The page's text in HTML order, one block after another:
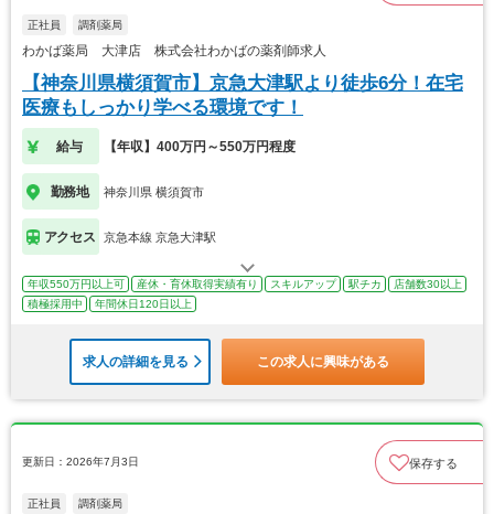
正社員 調剤薬局
わかば薬局 大津店 株式会社わかばの薬剤師求人
【神奈川県横須賀市】京急大津駅より徒歩6分！在宅
医療もしっかり学べる環境です！
給与 【年収】400万円～550万円程度
勤務地 神奈川県 横須賀市
アクセス 京急本線 京急大津駅
年収550万円以上可 産休・育休取得実績有り スキルアップ 駅チカ
店舗数30以上
積極採用中
年間休日120日以上
求人の詳細を見る この求人に興味がある
更新日：2026年7月3日 保存する
正社員 調剤薬局